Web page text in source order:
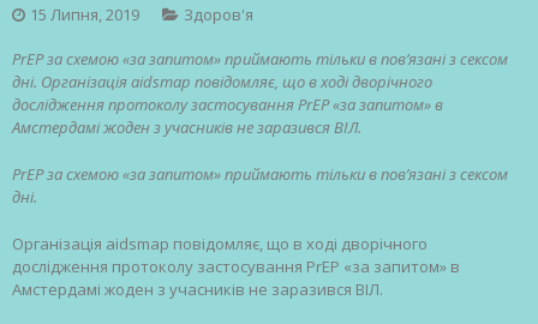
15 Липня, 2019 Здоров'я
PrEP за схемою «за запитом» приймають тільки в пов’язані з сексом
дні. Організація aidsmap повідомляє, що в ході дворічного
дослідження протоколу застосування PrEP «за запитом» в
Амстердамі жоден з учасників не заразився ВІЛ.
PrEP за схемою «за запитом» приймають тільки в пов’язані з сексом
дні.
Організація aidsmap повідомляє, що в ході дворічного
дослідження протоколу застосування PrEP «за запитом» в
Амстердамі жоден з учасників не заразився ВІЛ.